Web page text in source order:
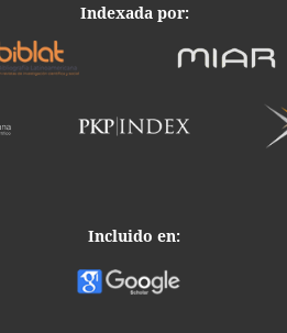
Indexada por:
Incluido en: